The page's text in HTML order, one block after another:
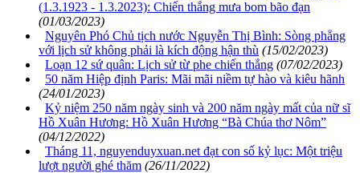
(1.3.1923 - 1.3.2023): Chiến thắng mưa bom bão đạn
(01/03/2023)
Nguyên Phó Chủ tịch nước Nguyễn Thị Bình: Sòng phẳng
với lịch sử không phải là kích động hận thù (15/02/2023)
Loạn 12 sứ quân: Lịch sử từ phe chiến thắng (07/02/2023)
50 năm Hiệp định Paris: Mãi mãi niềm tự hào và kiêu hãnh
(24/01/2023)
Kỷ niệm 250 năm ngày sinh và 200 năm ngày mất của nữ sĩ
Hồ Xuân Hương: Hồ Xuân Hương “Bà Chúa thơ Nôm”
(04/12/2022)
Tháng 11, nguyenduyxuan.net đạt con số kỷ lục: Một triệu
lượt người ghé thăm (26/11/2022)